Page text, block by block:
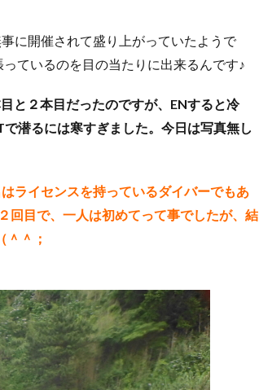
に開催されて盛り上がっていたようで
ているのを目の当たりに出来るんです♪
と２本目だったのですが、ENすると冷
潜るには寒すぎました。今日は写真無し
ライセンスを持っているダイバーでもあ
回目で、一人は初めてって事でしたが、結
＾；
ナイトダイビング
ハクセイハギ
ハチジョウタツ
スポット
シベラ
ゼ
フチドリハナダイ幼魚
ニゴンベ
ボブサンウミウウシ
の群れ
マグロ